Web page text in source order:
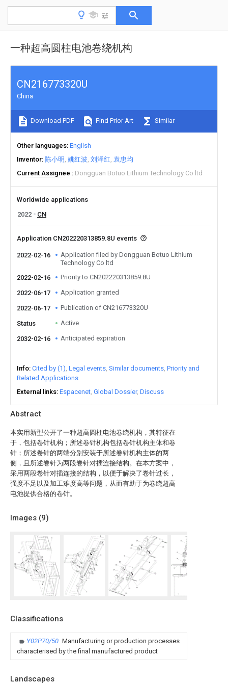
一种超高圆柱电池卷绕机构
Abstract
本实用新型公开了一种超高圆柱电池卷绕机构，其特征在
于，包括卷针机构；所述卷针机构包括卷针机构主体和卷
针；所述卷针的两端分别安装于所述卷针机构主体的两
侧，且所述卷针为两段卷针对插连接结构。在本方案中，
采用两段卷针对插连接的结构，以便于解决了卷针过长，
强度不足以及加工难度高等问题，从而有助于为卷绕超高
电池提供合格的卷针。
Images (9)
Classifications
Y02P70/50 Manufacturing or production processes
characterised by the final manufactured product
Landscapes
CN216773320U
China
Download PDF Find Prior Art Similar
Other languages English
Inventor 陈小明 姚红波 刘泽红 袁忠均
Current Assignee
Dongguan Botuo Lithium Technology Co ltd
Worldwide applications
2022
CN
Application CN202220313859.8U events
2022-02-16
Application filed by Dongguan Botuo Lithium
Technology Co ltd
2022-02-16
Priority to CN202220313859.8U
2022-06-17 Application granted
2022-06-17 Publication of CN216773320U
Status Active
2032-02-16 Anticipated expiration
Info Cited by (1) Legal events Similar documents Priority and
Related Applications
External links Espacenet Global Dossier Discuss